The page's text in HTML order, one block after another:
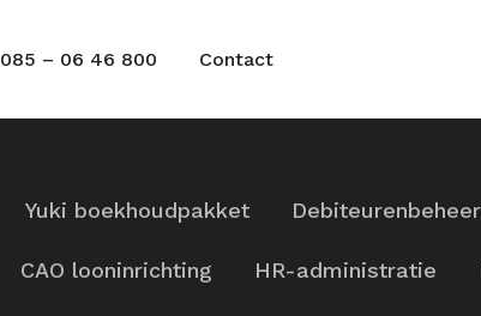
085 – 06 46 800 Contact
Yuki boekhoudpakket
Debiteurenbeheer
CAO looninrichting HR-administratie